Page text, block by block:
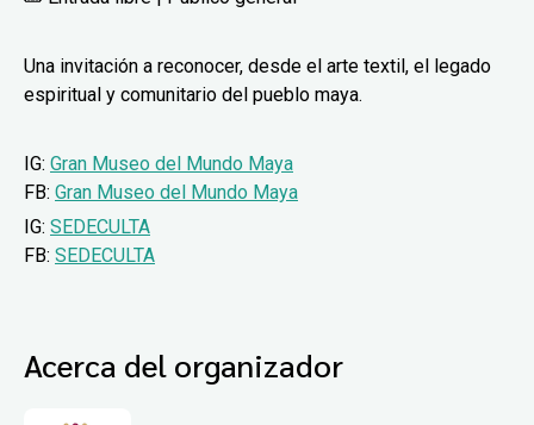
Una invitación a reconocer, desde el arte textil, el legado
espiritual y comunitario del pueblo maya.
IG: Gran Museo del Mundo Maya
FB: Gran Museo del Mundo Maya
IG: SEDECULTA
FB: SEDECULTA
Acerca del organizador